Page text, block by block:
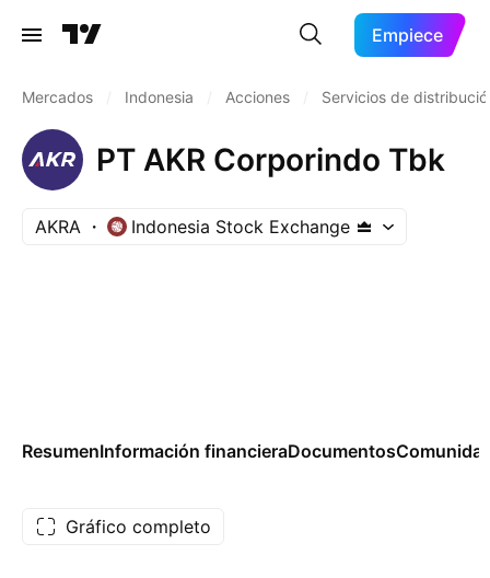
Empiece
Mercados Indonesia Acciones Servicios de
PT AKR Corporindo Tbk
AKRA Indonesia Stock Exchange
ResumenInformación financieraDocumentos
Gráfico completo